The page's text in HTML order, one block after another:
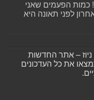
כמות הפעמים שאני
לפני תאונה היא
– אתר החדשות
את כל העדכונים